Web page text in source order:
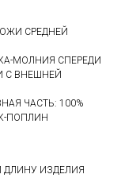
СРЕДНЕЙ
МОЛНИЯ СПЕРЕДИ
С ВНЕШНЕЙ
ЧАСТЬ: 100%
ПОПЛИН
ИЗДЕЛИЯ